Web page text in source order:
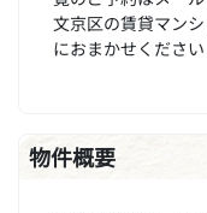
文京区の賃貸マン
におまかせください
物件概要